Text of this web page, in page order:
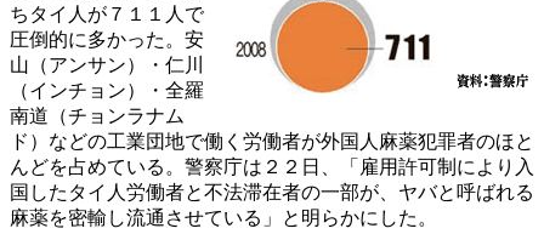
ちタイ人が７１１人で
圧倒的に多かった。安
山（アンサン）・仁川
（インチョン）・全羅
南道（チョンラナム
ド）などの工業団地で働く労働者が外国人麻薬犯罪者のほと
んどを占めている。警察庁は２２日、「雇用許可制により入
国したタイ人労働者と不法滞在者の一部が、ヤバと呼ばれる
麻薬を密輸し流通させている」と明らかにした。